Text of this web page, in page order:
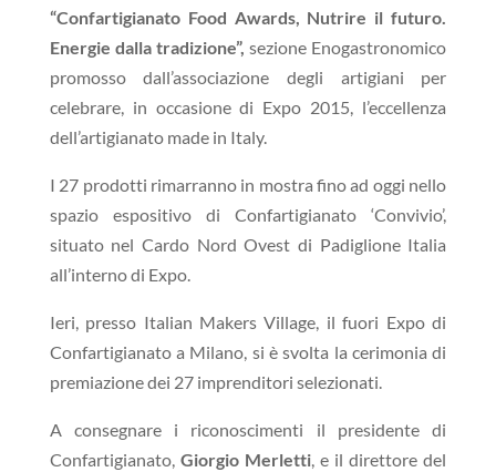
“Confartigianato Food Awards, Nutrire il futuro.
Energie dalla tradizione”, sezione Enogastronomico
promosso dall’associazione degli artigiani per
celebrare, in occasione di Expo 2015, l’eccellenza
dell’artigianato made in Italy.
I 27 prodotti rimarranno in mostra fino ad oggi nello
spazio espositivo di Confartigianato ‘Convivio’,
situato nel Cardo Nord Ovest di Padiglione Italia
all’interno di Expo.
Ieri, presso Italian Makers Village, il fuori Expo di
Confartigianato a Milano, si è svolta la cerimonia di
premiazione dei 27 imprenditori selezionati.
A consegnare i riconoscimenti il presidente di
Confartigianato, Giorgio Merletti, e il direttore del